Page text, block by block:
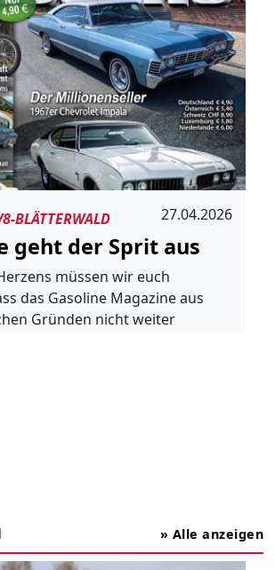
BLÄTTERWALD 27.04.2026
geht der Sprit aus
müssen wir euch
das Gasoline Magazine aus
Gründen nicht weiter
» Alle anzeigen